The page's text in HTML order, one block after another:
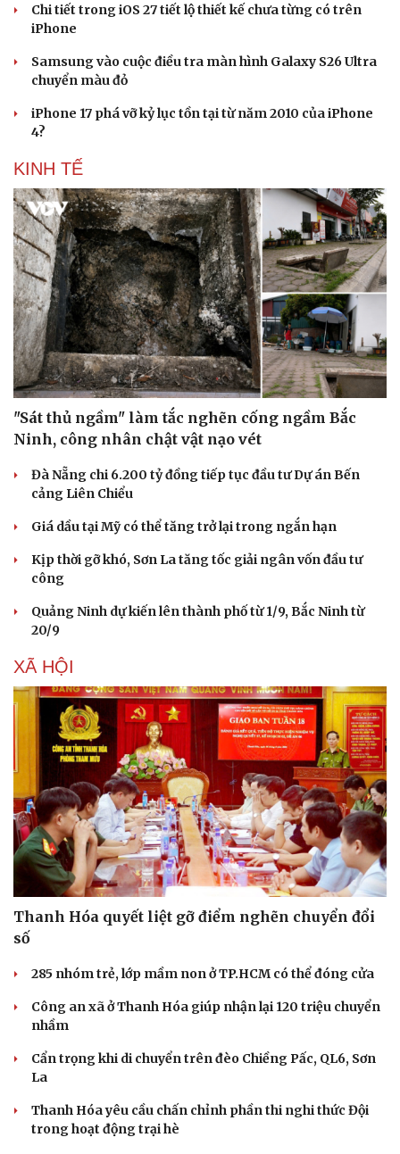
Dinh dưỡng - món ngon
Cây thuốc
Nhi khoa
Nam khoa
Làm đẹp - giảm cân
Phòng mạch online
Ăn sạch sống khỏe
Nhà đẹp
Tình yêu - Gia đình
Chi tiết trong iOS 27 tiết lộ thiết kế chưa từng có trên
iPhone
Samsung vào cuộc điều tra màn hình Galaxy S26 Ultra
chuyển màu đỏ
iPhone 17 phá vỡ kỷ lục tồn tại từ năm 2010 của iPhone
4?
KINH TẾ
"Sát thủ ngầm" làm tắc nghẽn cống ngầm Bắc
Ninh, công nhân chật vật nạo vét
Đà Nẵng chi 6.200 tỷ đồng tiếp tục đầu tư Dự án Bến
cảng Liên Chiểu
Giá dầu tại Mỹ có thể tăng trở lại trong ngắn hạn
Kịp thời gỡ khó, Sơn La tăng tốc giải ngân vốn đầu tư
công
Quảng Ninh dự kiến lên thành phố từ 1/9, Bắc Ninh từ
20/9
XÃ HỘI
Thanh Hóa quyết liệt gỡ điểm nghẽn chuyển đổi
số
285 nhóm trẻ, lớp mầm non ở TP.HCM có thể đóng cửa
Công an xã ở Thanh Hóa giúp nhận lại 120 triệu chuyển
nhầm
Cẩn trọng khi di chuyển trên đèo Chiềng Pấc, QL6, Sơn
La
Thanh Hóa yêu cầu chấn chỉnh phần thi nghi thức Đội
trong hoạt động trại hè